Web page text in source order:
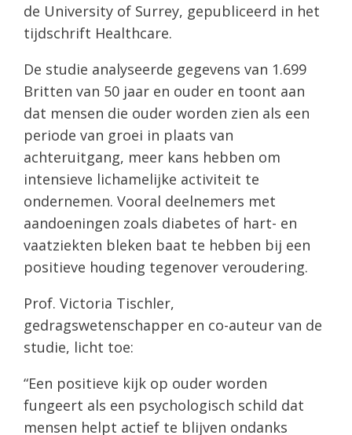
de University of Surrey, gepubliceerd in het
tijdschrift Healthcare.
De studie analyseerde gegevens van 1.699
Britten van 50 jaar en ouder en toont aan
dat mensen die ouder worden zien als een
periode van groei in plaats van
achteruitgang, meer kans hebben om
intensieve lichamelijke activiteit te
ondernemen. Vooral deelnemers met
aandoeningen zoals diabetes of hart- en
vaatziekten bleken baat te hebben bij een
positieve houding tegenover veroudering.
Prof. Victoria Tischler,
gedragswetenschapper en co-auteur van de
studie, licht toe:
“Een positieve kijk op ouder worden
fungeert als een psychologisch schild dat
mensen helpt actief te blijven ondanks